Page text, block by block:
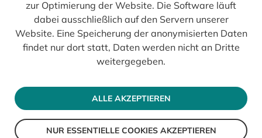
In Kooperation mit
zur Optimierung der Website. Die Software läuft
dabei ausschließlich auf den Servern unserer
Website. Eine Speicherung der anonymisierten Daten
findet nur dort statt, Daten werden nicht an Dritte
weitergegeben.
ALLE AKZEPTIEREN
NUR ESSENTIELLE COOKIES AKZEPTIEREN